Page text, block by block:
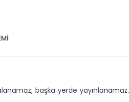
başka yerde yayınlanamaz.